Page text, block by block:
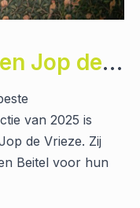
Linda Samplonius en Jop de Vrieze winnaar Gouden Beitel
van 2025 is
de Vrieze. Zij
Beitel voor hun